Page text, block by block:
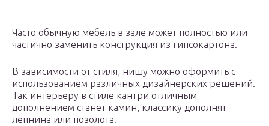
Часто обычную мебель в зале может полностью или
частично заменить конструкция из гипсокартона.
В зависимости от стиля, нишу можно оформить с
использованием различных дизайнерских решений.
Так интерьеру в стиле кантри отличным
дополнением станет камин, классику дополнят
лепнина или позолота.